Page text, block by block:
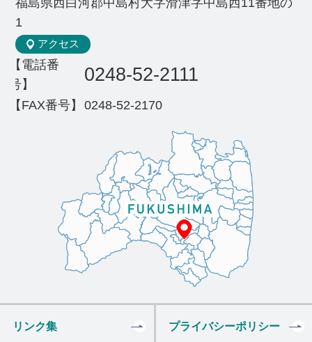
1
アクセス
【電話番
号】
0248-52-2111
【FAX番号】 0248-52-2170
リンク集 プライバシーポリシー